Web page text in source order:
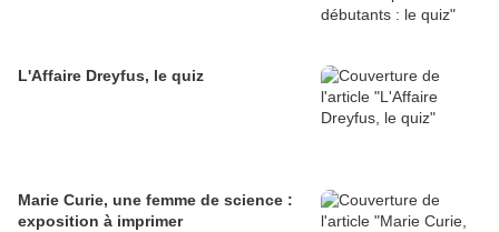
L'Affaire Dreyfus, le quiz
Marie Curie, une femme de science :
exposition à imprimer